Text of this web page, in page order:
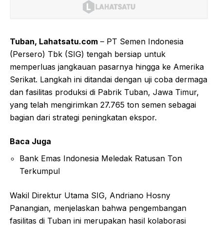
Tuban, Lahatsatu.com – PT Semen Indonesia
(Persero) Tbk (SIG) tengah bersiap untuk
memperluas jangkauan pasarnya hingga ke Amerika
Serikat. Langkah ini ditandai dengan uji coba dermaga
dan fasilitas produksi di Pabrik Tuban, Jawa Timur,
yang telah mengirimkan 27.765 ton semen sebagai
bagian dari strategi peningkatan ekspor.
Baca Juga
Bank Emas Indonesia Meledak Ratusan Ton
Terkumpul
Wakil Direktur Utama SIG, Andriano Hosny
Panangian, menjelaskan bahwa pengembangan
fasilitas di Tuban ini merupakan hasil kolaborasi